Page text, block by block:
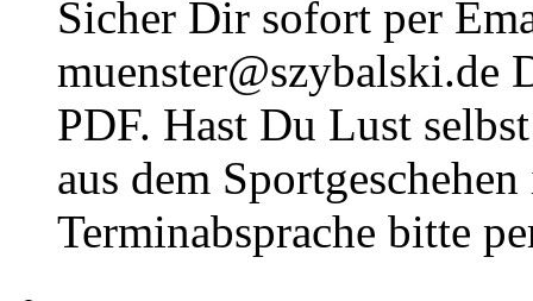
Sicher Dir sofort per
muenster@szybalski.de
PDF. Hast Du Lust
aus dem
Terminabsprache bitte